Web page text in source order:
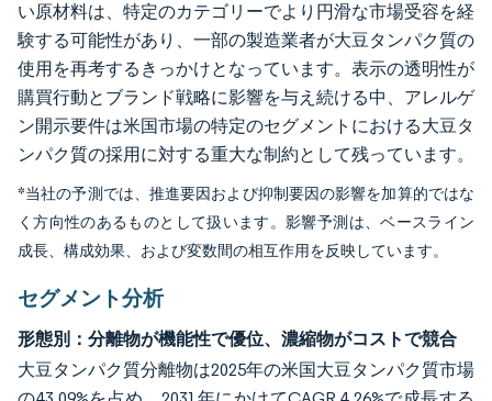
い原材料は、特定のカテゴリーでより円滑な市場受容を経
験する可能性があり、一部の製造業者が大豆タンパク質の
使用を再考するきっかけとなっています。表示の透明性が
購買行動とブランド戦略に影響を与え続ける中、アレルゲ
ン開示要件は米国市場の特定のセグメントにおける大豆タ
ンパク質の採用に対する重大な制約として残っています。
*当社の予測では、推進要因および抑制要因の影響を加算的ではな
く方向性のあるものとして扱います。影響予測は、ベースライン
成長、構成効果、および変数間の相互作用を反映しています。
セグメント分析
形態別：分離物が機能性で優位、濃縮物がコストで競合
大豆タンパク質分離物は2025年の米国大豆タンパク質市場